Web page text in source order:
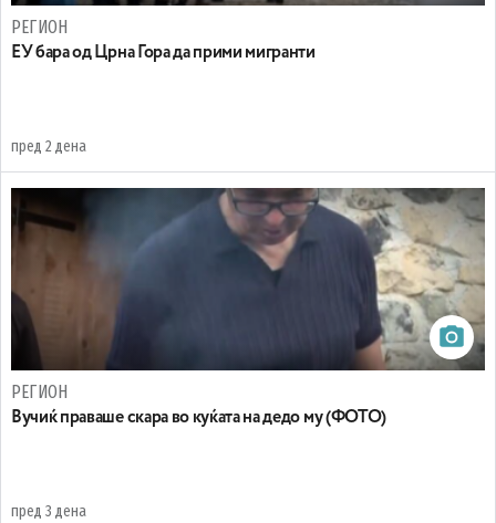
РЕГИОН
EУ бара од Црна Гора да прими мигранти
пред 2 дена
РЕГИОН
Вучиќ праваше скара во куќата на дедо му (ФОТО)
пред 3 дена